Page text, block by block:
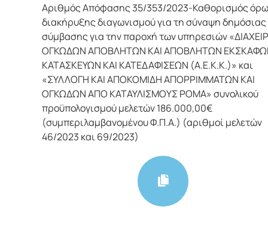
Αριθμός Απόφασης 35/353/2023-Καθορισμός
διακήρυξης διαγωνισμού για τη σύναψη δημόσιας
σύμβασης για την παροχή των υπηρεσιών
ΟΓΚΩΔΩΝ ΑΠΟΒΛΗΤΩΝ ΚΑΙ ΑΠΟΒΛΗΤΩΝ
ΚΑΤΑΣΚΕΥΩΝ ΚΑΙ ΚΑΤΕΔΑΦΙΣΕΩΝ (Α.Ε.Κ.Κ.)» και
«ΣΥΛΛΟΓΗ ΚΑΙ ΑΠΟΚΟΜΙΔΗ ΑΠΟΡΡΙΜΜΑΤΩΝ ΚΑΙ
ΟΓΚΩΔΩΝ ΑΠΟ ΚΑΤΑΥΛΙΣΜΟΥΣ ΡΟΜΑ» συνολικού
προϋπολογισμού μελετών 186.000,00€
(συμπεριλαμβανομένου Φ.Π.Α.) (αριθμοί μελετών
46/2023 και 69/2023)